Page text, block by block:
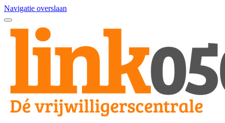
Navigatie overslaan